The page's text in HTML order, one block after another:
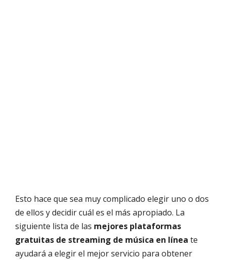
Esto hace que sea muy complicado elegir uno o dos
de ellos y decidir cuál es el más apropiado. La
siguiente lista de las mejores plataformas
gratuitas de streaming de música en línea te
ayudará a elegir el mejor servicio para obtener